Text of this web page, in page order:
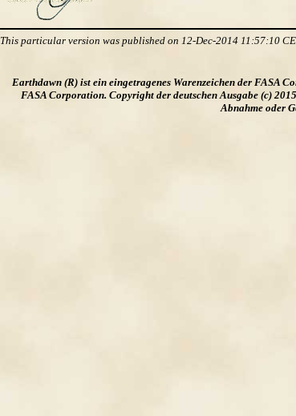
This particular version was published on 12-Dec-2014 11:57:10
Earthdawn (R) ist ein eingetragenes Warenzeichen der FASA
FASA Corporation. Copyright der deutschen Ausgabe (c)
Abnahme oder